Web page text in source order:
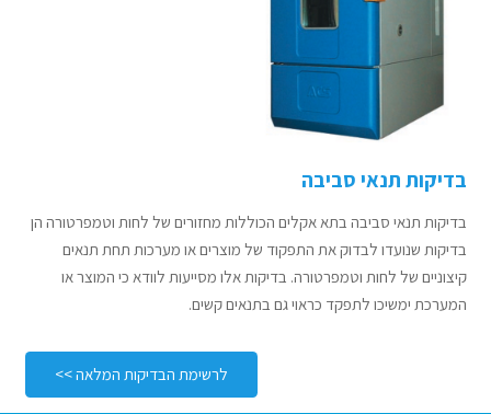
בדיקות תנאי סביבה
בדיקות תנאי סביבה בתא אקלים הכוללות מחזורים של לחות וטמפרטורה הן
בדיקות שנועדו לבדוק את התפקוד של מוצרים או מערכות תחת תנאים
קיצוניים של לחות וטמפרטורה. בדיקות אלו מסייעות לוודא כי המוצר או
המערכת ימשיכו לתפקד כראוי גם בתנאים קשים.
לרשימת הבדיקות המלאה >>